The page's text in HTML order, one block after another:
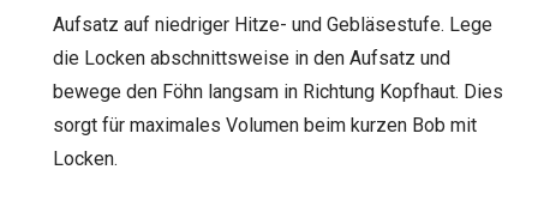
Aufsatz auf niedriger Hitze- und Gebläsestufe. Lege
die Locken abschnittsweise in den Aufsatz und
bewege den Föhn langsam in Richtung Kopfhaut. Dies
sorgt für maximales Volumen beim kurzen Bob mit
Locken.